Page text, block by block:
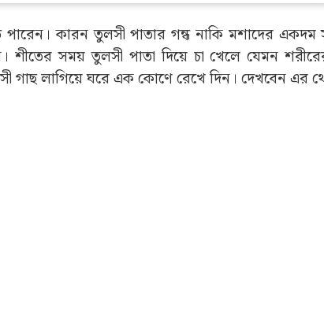
কারন তুলসী পাতার গন্ধ নাকি মশাদের একদম
শীতের সময় তুলসী পাতা দিয়ে চা খেলে যেমন
গাছ লাগিয়ে ঘরে এক কোণে রেখে দিন। দেখবেন